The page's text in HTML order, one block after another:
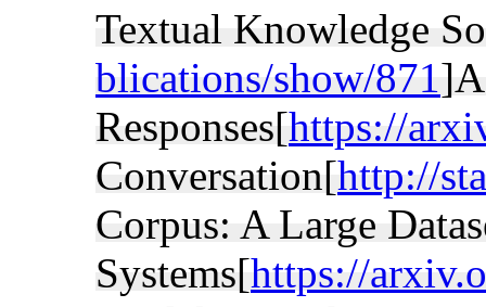
Textual Knowledge
blications/show/871
Responses[https://
Conversation[http://
Corpus: A Large
Systems[https://